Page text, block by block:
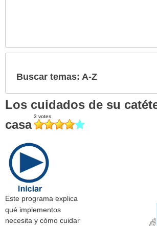
Buscar temas: A-Z
Los cuidados de su
casa
Este programa explica
qué implementos
necesita y cómo cuidar